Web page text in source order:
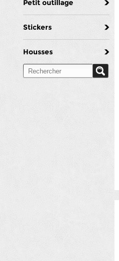
Petit outillage
Stickers
Housses